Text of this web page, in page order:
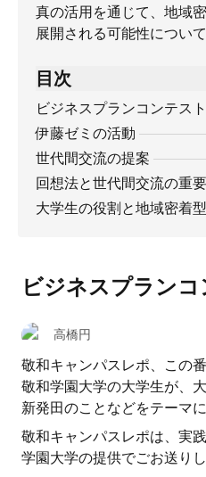
真の活用を通じて、地域
展開される可能性につい
目次
ビジネスプランコンテス
伊藤ゼミの活動
世代間交流の提案
回想法と世代間交流の重
大学生の役割と地域密着
ビジネスプラン
高橋円
敬和キャンパスレポ、この
敬和学園大学の大学生が、
新発田のことなどをテーマ
敬和キャンパスレポは、実
学園大学の提供でごお送りし